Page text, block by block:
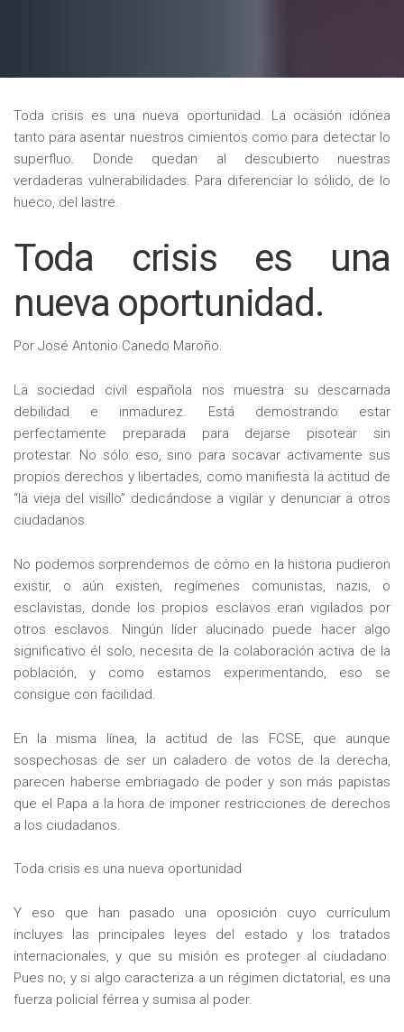
Toda crisis es una nueva oportunidad. La ocasión idónea
tanto para asentar nuestros cimientos como para detectar lo
superfluo. Donde quedan al descubierto nuestras
verdaderas vulnerabilidades. Para diferenciar lo sólido, de lo
hueco, del lastre.
Toda crisis es una
nueva oportunidad.
Por José Antonio Canedo Maroño.
La sociedad civil española nos muestra su descarnada
debilidad e inmadurez. Está demostrando estar
perfectamente preparada para dejarse pisotear sin
protestar. No sólo eso, sino para socavar activamente sus
propios derechos y libertades, como manifiesta la actitud de
“la vieja del visillo” dedicándose a vigilar y denunciar a otros
ciudadanos.
No podemos sorprendemos de cómo en la historia pudieron
existir, o aún existen, regímenes comunistas, nazis, o
esclavistas, donde los propios esclavos eran vigilados por
otros esclavos. Ningún líder alucinado puede hacer algo
significativo él solo, necesita de la colaboración activa de la
población, y como estamos experimentando, eso se
consigue con facilidad.
En la misma línea, la actitud de las FCSE, que aunque
sospechosas de ser un caladero de votos de la derecha,
parecen haberse embriagado de poder y son más papistas
que el Papa a la hora de imponer restricciones de derechos
a los ciudadanos.
Toda crisis es una nueva oportunidad
Y eso que han pasado una oposición cuyo currículum
incluyes las principales leyes del estado y los tratados
internacionales, y que su misión es proteger al ciudadano.
Pues no, y si algo caracteriza a un régimen dictatorial, es una
fuerza policial férrea y sumisa al poder.